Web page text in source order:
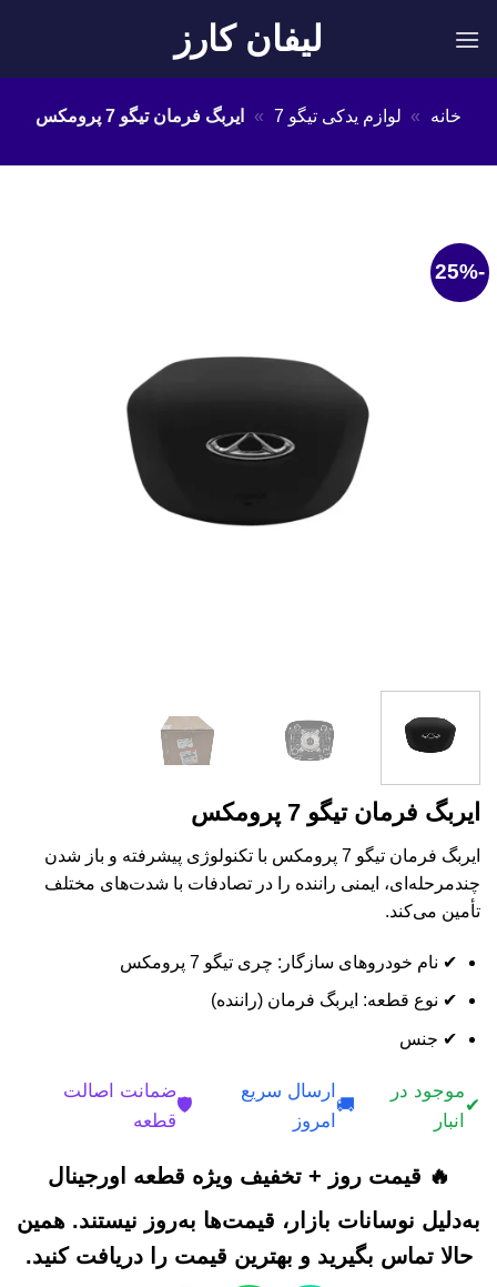
لیفان کارز
خانه » لوازم یدکی تیگو 7 » ایربگ فرمان تیگو 7 پرومکس
-25%
ایربگ فرمان تیگو 7 پرومکس
ایربگ فرمان تیگو 7 پرومکس با تکنولوژی پیشرفته و باز شدن
چندمرحله‌ای، ایمنی راننده را در تصادفات با شدت‌های مختلف
تأمین می‌کند.
✔ نام خودروهای سازگار: چری تیگو 7 پرومکس
✔ نوع قطعه: ایربگ فرمان (راننده)
✔ جنس
✔
موجود در
انبار
🚚
ارسال سریع
امروز
🛡️
ضمانت اصالت
قطعه
🔥 قیمت روز + تخفیف ویژه قطعه اورجینال
به‌دلیل نوسانات بازار، قیمت‌ها به‌روز نیستند. همین
حالا تماس بگیرید و بهترین قیمت را دریافت کنید.